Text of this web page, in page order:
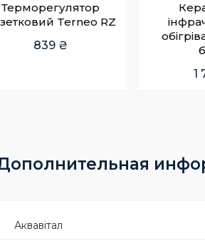
Терморегулятор
Terneo RZ
839 ₴
1
Аквавітал